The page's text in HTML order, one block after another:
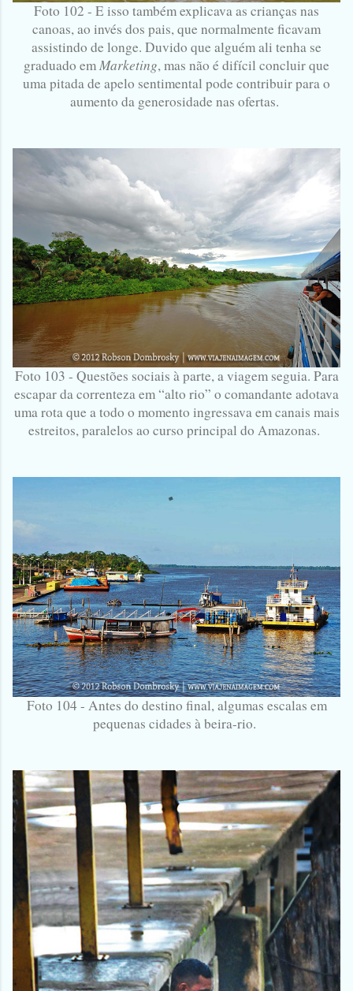
Foto 102 - E isso também explicava as crianças nas
canoas, ao invés dos pais, que normalmente ficavam
assistindo de longe. Duvido que alguém ali tenha se
graduado em Marketing, mas não é difícil concluir que
uma pitada de apelo sentimental pode contribuir para o
aumento da generosidade nas ofertas.
Foto 103 - Questões sociais à parte, a viagem seguia. Para
escapar da correnteza em “alto rio” o comandante adotava
uma rota que a todo o momento ingressava em canais mais
estreitos, paralelos ao curso principal do Amazonas.
Foto 104 - Antes do destino final, algumas escalas em
pequenas cidades à beira-rio.